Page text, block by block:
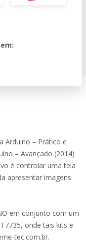
Arduino – Prático e
– Avançado (2014)
é controlar uma tela
apresentar imagens
em conjunto com um
onde tais kits e
tec.com.br.